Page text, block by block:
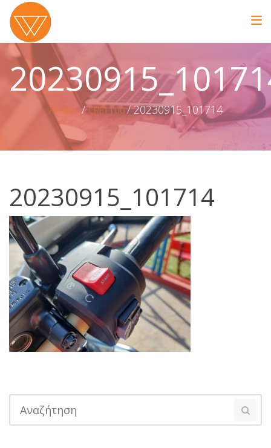
ΑΡΧΙΚΗ CRF1100 20230915_101714
20230915_101714